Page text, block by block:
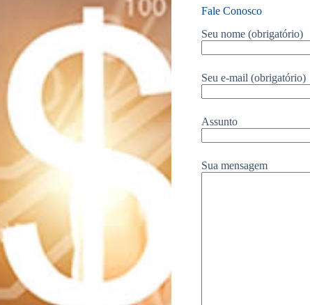
Fale Conosco
Seu nome (obrigatório)
Seu e-mail (obrigatório)
Assunto
Sua mensagem